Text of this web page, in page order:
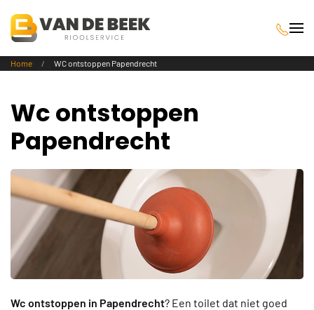
Terug naar hoofdinhoud
Home WC ontstoppen Papendrecht
Wc ontstoppen
Papendrecht
Wc ontstoppen in Papendrecht? Een toilet dat niet goed